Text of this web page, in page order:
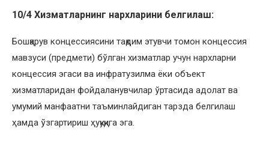
10/4 Хизматларнинг нархларини белгилаш:
Бошқарув концессиясини тақдим этувчи томон концессия
мавзуси (предмети) бўлган хизматлар учун нархларни
концессия эгаси ва инфратузилма ёки объект
хизматларидан фойдаланувчилар ўртасида адолат ва
умумий манфаатни таъминлайдиган тарзда белгилаш
ҳамда ўзгартириш ҳуқуқига эга.